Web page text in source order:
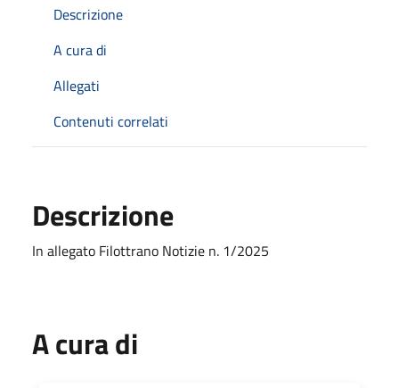
Descrizione
A cura di
Allegati
Contenuti correlati
Descrizione
In allegato Filottrano Notizie n. 1/2025
A cura di